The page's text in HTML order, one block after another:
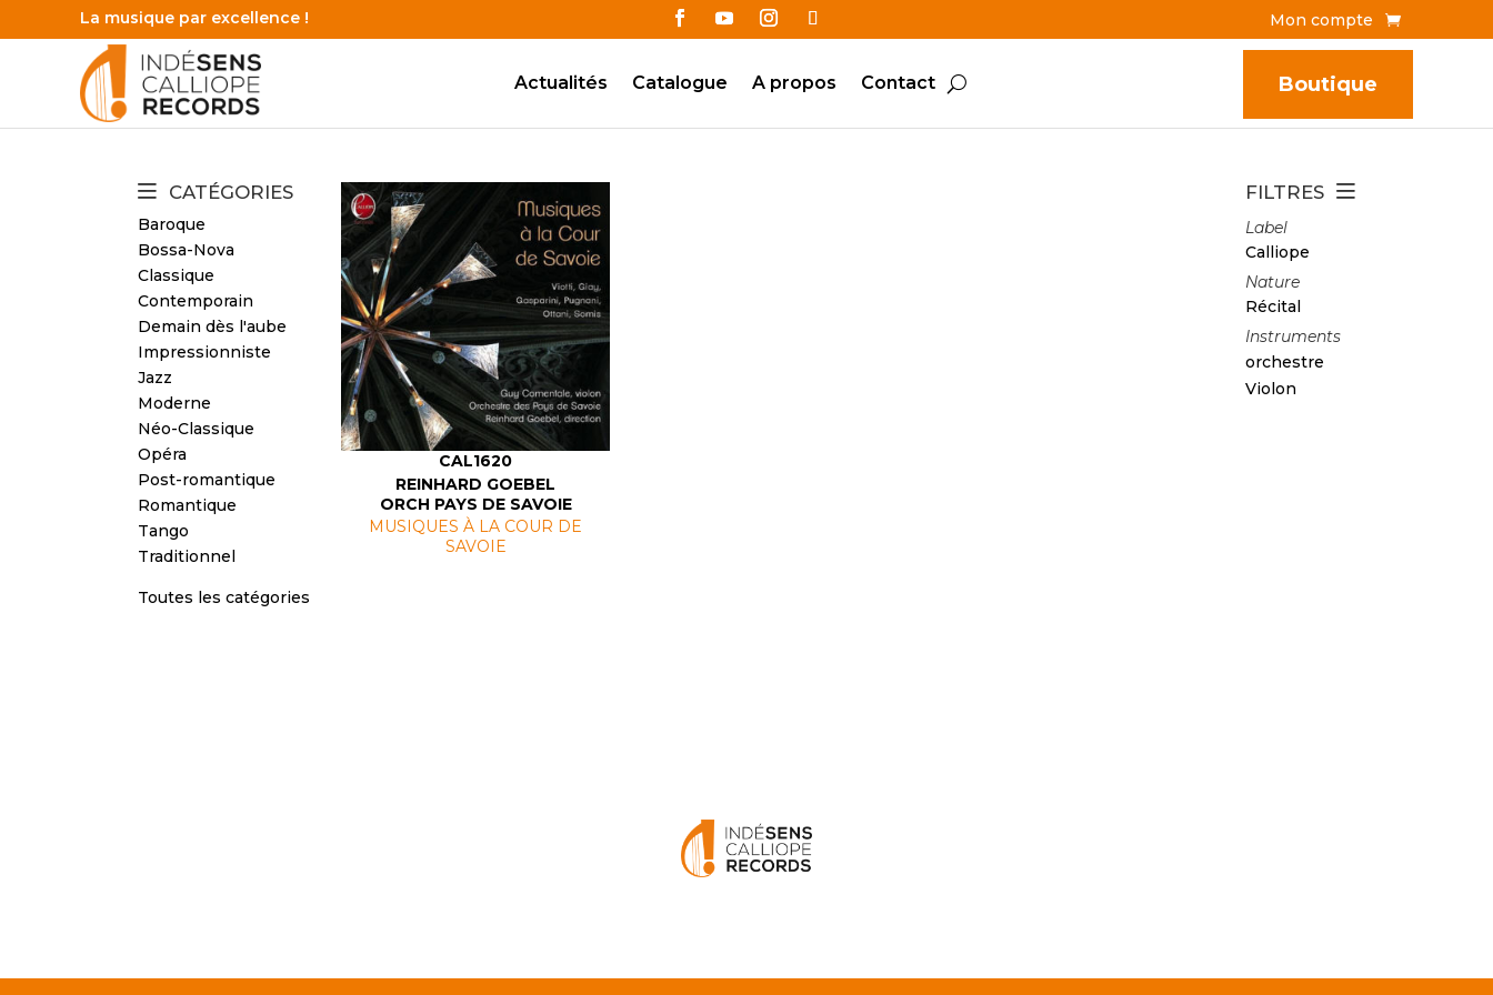
La musique par excellence ! Mon compte
Actualités Catalogue A propos Contact Boutique
CATÉGORIES
Baroque
Bossa-Nova
Classique
Contemporain
Demain dès l'aube
Impressionniste
Jazz
Moderne
Néo-Classique
Opéra
Post-romantique
Romantique
Tango
Traditionnel
Toutes les catégories
CAL1620
REINHARD GOEBEL
ORCH PAYS DE SAVOIE
MUSIQUES À LA COUR DE
SAVOIE
FILTRES
Label
Calliope
Nature
Récital
Instruments
orchestre
Violon